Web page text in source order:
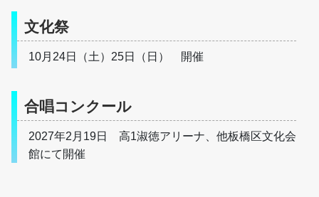
文化祭
10月24日（土）25日（日）　開催
合唱コンクール
2027年2月19日　高1淑徳アリーナ、他板橋区文化会
館にて開催